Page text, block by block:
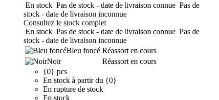
En stock Pas de stock - date de livraison connue Pas de
stock - date de livraison inconnue
Consultez le stock complet
En stock Pas de stock - date de livraison connue Pas de
stock - date de livraison inconnue
Bleu foncé Réassort en cours
Noir
Réassort en cours
{0} pcs
En stock à partir du {0}
En rupture de stock
En stock